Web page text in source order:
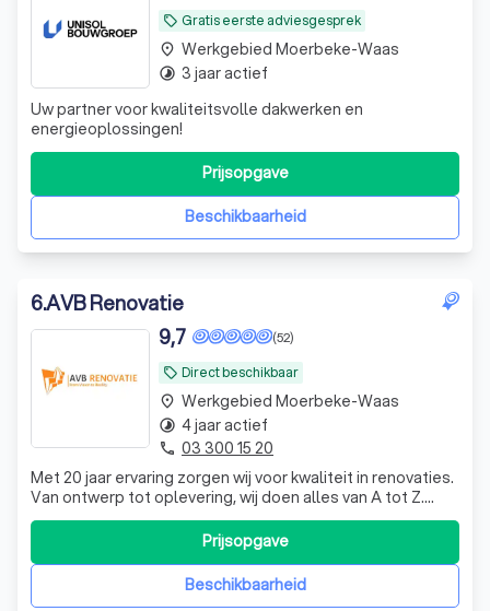
local_offer Gratis eerste adviesgesprek
Uw partner voor kwaliteitsvolle dakwerken en
energieoplossingen!
Beschikbaarheid
Prijsopgave
place Werkgebied Moerbeke-Waas
timelapse 3 jaar actief
6.AVB Renovatie
local_offer Direct beschikbaar
(52)
9,7
Met 20 jaar ervaring zorgen wij voor kwaliteit in renovaties.
Van ontwerp tot oplevering, wij doen alles van A tot Z.
Binnen de 48 uur na het bezoek ontvangt u een
gedetailleerde offerte.
Beschikbaarheid
Prijsopgave
place Werkgebied Moerbeke-Waas
timelapse 4 jaar actief
phone 03 300 15 20